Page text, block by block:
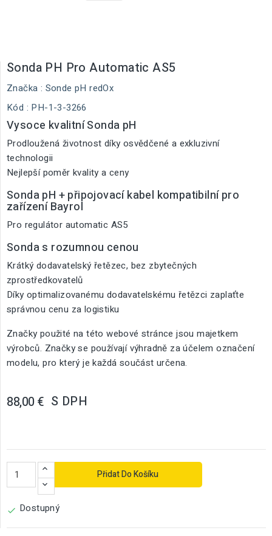
Sonda PH Pro Automatic AS5
Značka : Sonde pH redOx
Kód : PH-1-3-3266
Vysoce kvalitní Sonda pH
Prodloužená životnost díky osvědčené a exkluzivní
technologii
Nejlepší poměr kvality a ceny
Sonda pH + připojovací kabel kompatibilní pro
zařízení Bayrol
Pro regulátor automatic AS5
Sonda s rozumnou cenou
Krátký dodavatelský řetězec, bez zbytečných
zprostředkovatelů
Díky optimalizovanému dodavatelskému řetězci zaplaťte
správnou cenu za logistiku
Značky použité na této webové stránce jsou majetkem
výrobců. Značky se používají výhradně za účelem označení
modelu, pro který je každá součást určena.
88,00 € S DPH
Přidat Do Košíku
 Dostupný